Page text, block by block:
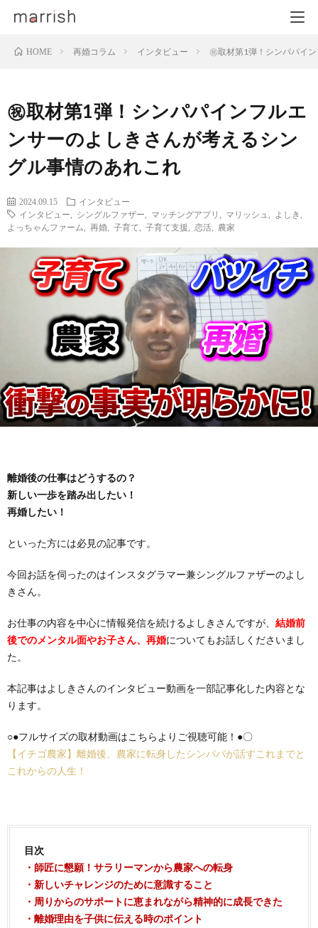
HOME 再婚コラム インタビュー ㊗取材第1弾！シンパパイ
㊗取材第1弾！シンパパインフルエ
ンサーのよしきさんが考えるシン
グル事情のあれこれ
2024.09.15
インタビュー
インタビュー
シングルファザー マッチングアプリ マリッシュ よしき
よっちゃんファーム
再婚 子育て 子育て支援 恋活 農家
離婚後の仕事はどうするの？
新しい一歩を踏み出したい！
再婚したい！
といった方には必見の記事です。
今回お話を伺ったのはインスタグラマー兼シングルファザーのよし
きさん。
お仕事の内容を中心に情報発信を続けるよしきさんですが、 結婚前
後でのメンタル面やお子さん、再婚についてもお話しくださいまし
た。
本記事はよしきさんのインタビュー動画を一部記事化した内容とな
ります。
○●フルサイズの取材動画はこちらよりご視聴可能！●〇
【イチゴ農家】離婚後、農家に転身したシンパパが話すこれまでと
これからの人生！
目次
・師匠に懇願！サラリーマンから農家への転身
・新しいチャレンジのために意識すること
・周りからのサポートに恵まれながら精神的に成長できた
・離婚理由を子供に伝える時のポイント